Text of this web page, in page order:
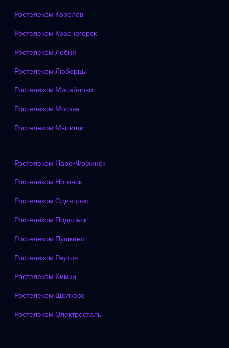
Ростелеком Королёв
Ростелеком Красногорск
Ростелеком Лобня
Ростелеком Люберцы
Ростелеком Мисайлово
Ростелеком Москва
Ростелеком Мытищи
Ростелеком Наро-Фоминск
Ростелеком Ногинск
Ростелеком Одинцово
Ростелеком Подольск
Ростелеком Пушкино
Ростелеком Реутов
Ростелеком Химки
Ростелеком Щелково
Ростелеком Электросталь